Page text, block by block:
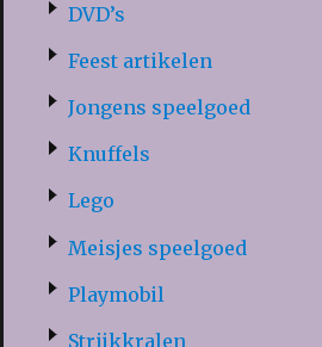
DVD’s
Feest artikelen
Jongens speelgoed
Knuffels
Lego
Meisjes speelgoed
Playmobil
Strijkkralen